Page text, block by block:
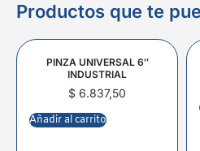
Productos que te
PINZA UNIVERSAL 6″
INDUSTRIAL
$ 6.837,50
Añadir al carrito